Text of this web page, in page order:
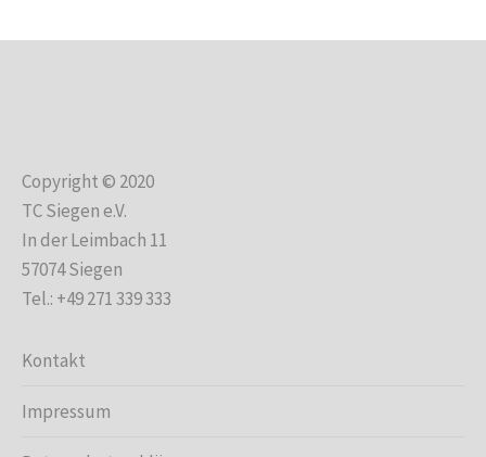
Copyright © 2020
TC Siegen e.V.
In der Leimbach 11
57074 Siegen
Tel.: +49 271 339 333
Kontakt
Impressum